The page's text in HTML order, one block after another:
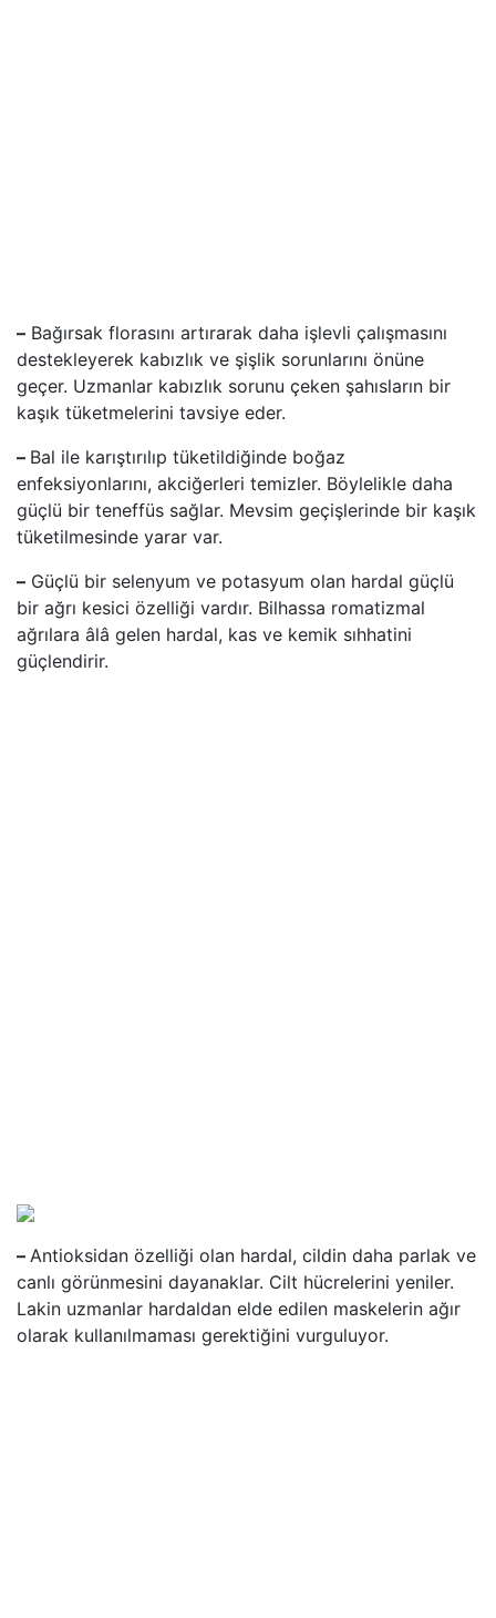
– Bağırsak florasını artırarak daha işlevli çalışmasını
destekleyerek kabızlık ve şişlik sorunlarını önüne
geçer. Uzmanlar kabızlık sorunu çeken şahısların bir
kaşık tüketmelerini tavsiye eder.
– Bal ile karıştırılıp tüketildiğinde boğaz
enfeksiyonlarını, akciğerleri temizler. Böylelikle daha
güçlü bir teneffüs sağlar. Mevsim geçişlerinde bir kaşık
tüketilmesinde yarar var.
– Güçlü bir selenyum ve potasyum olan hardal güçlü
bir ağrı kesici özelliği vardır. Bilhassa romatizmal
ağrılara âlâ gelen hardal, kas ve kemik sıhhatini
güçlendirir.
– Antioksidan özelliği olan hardal, cildin daha parlak ve
canlı görünmesini dayanaklar. Cilt hücrelerini yeniler.
Lakin uzmanlar hardaldan elde edilen maskelerin ağır
olarak kullanılmaması gerektiğini vurguluyor.